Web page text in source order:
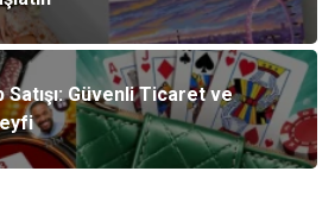
Güvenli Ticaret ve